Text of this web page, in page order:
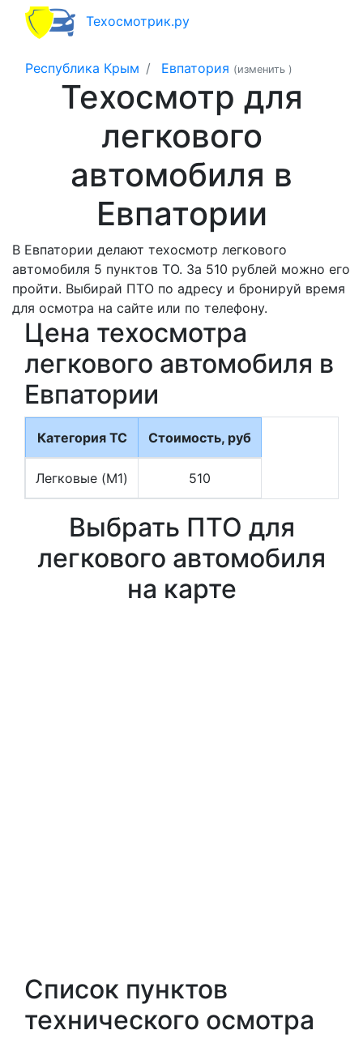
Техосмотрик.ру
Республика Крым Евпатория (изменить )
Техосмотр для
легкового
автомобиля в
Евпатории
В Евпатории делают техосмотр легкового
автомобиля 5 пунктов ТО. За 510 рублей можно его
пройти. Выбирай ПТО по адресу и бронируй время
для осмотра на сайте или по телефону.
Цена техосмотра
легкового автомобиля в
Евпатории
Категория ТС Стоимость, руб
Легковые (M1) 510
Выбрать ПТО для
легкового автомобиля
на карте
Список пунктов
технического осмотра